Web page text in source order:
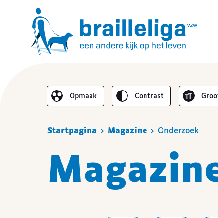
Opmaak
De lay-out vereenvoudigen
Omgekeerd
contrast
Je bent hier
Startpagina Magazine Onderzoek